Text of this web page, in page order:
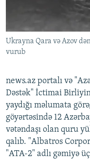
Ukrayna Qara və Azov
vurub
news.az portalı və
Dəstək" İctimai
yaydığı məlumata
göyərtəsində 12
vətəndaşı olan quru
qalıb. "Albatros
"ATA-2" adlı gəmiyə